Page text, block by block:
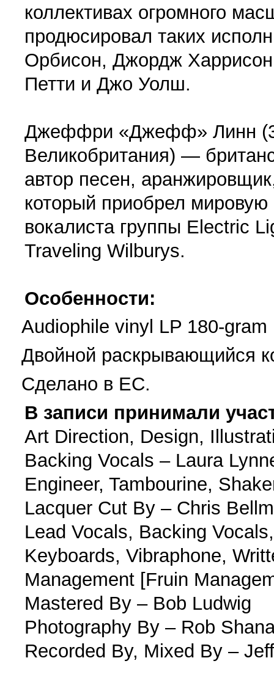
коллективах огромного
продюсировал таких
Орбисон, Джордж
Петти и Джо Уолш.
Джеффри «Джефф» Линн
Великобритания) —
автор песен,
который приобрел мировую
вокалиста группы Electric
Traveling Wilburys.
Особенности:
Audiophile vinyl LP 180-gram
Двойной раскрывающийся
Сделано в ЕС.
В записи принимали
Art Direction, Design,
Backing Vocals – Laura
Engineer, Tambourine,
Lacquer Cut By – Chris
Lead Vocals, Backing
Keyboards, Vibraphone,
Management [Fruin
Mastered By – Bob Ludwig
Photography By – Rob
Recorded By, Mixed By –